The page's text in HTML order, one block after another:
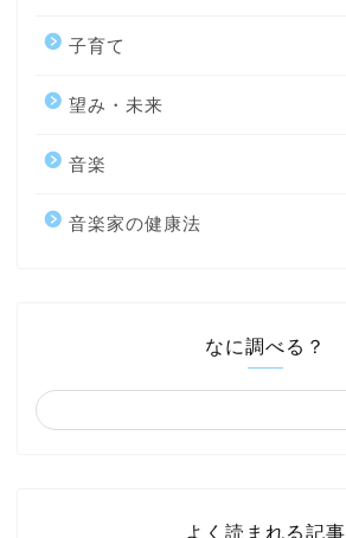
子育て
望み・未来
音楽
音楽家の健康法
なに調べる？
よく読まれる記事